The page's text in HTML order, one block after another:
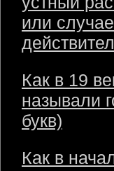
или
Как в 19
называли
букв)
Как в